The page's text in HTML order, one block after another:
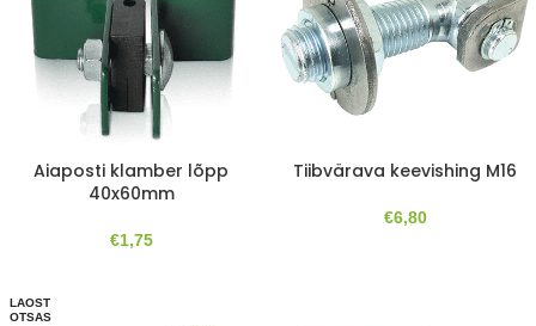
Aiaposti klamber lõpp
40x60mm
€1,75
Tiibvärava keevishing M16
€6,80
LAOST
OTSAS